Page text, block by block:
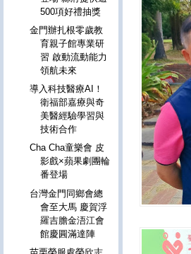
500項好禮抽獎
金門辦扎根零歲教
育親子館專業研
習 啟動流動能力
領航未來
導入科技醫療AI！
衛福部嘉療與奇
美醫經驗學習與
技術合作
Cha Cha童樂會 皮
影戲×蘋果劇團輪
番登場
台灣金門同鄉會總
會至大馬 慶賀浮
羅吉膽金浯江會
館慶圓滿達陣